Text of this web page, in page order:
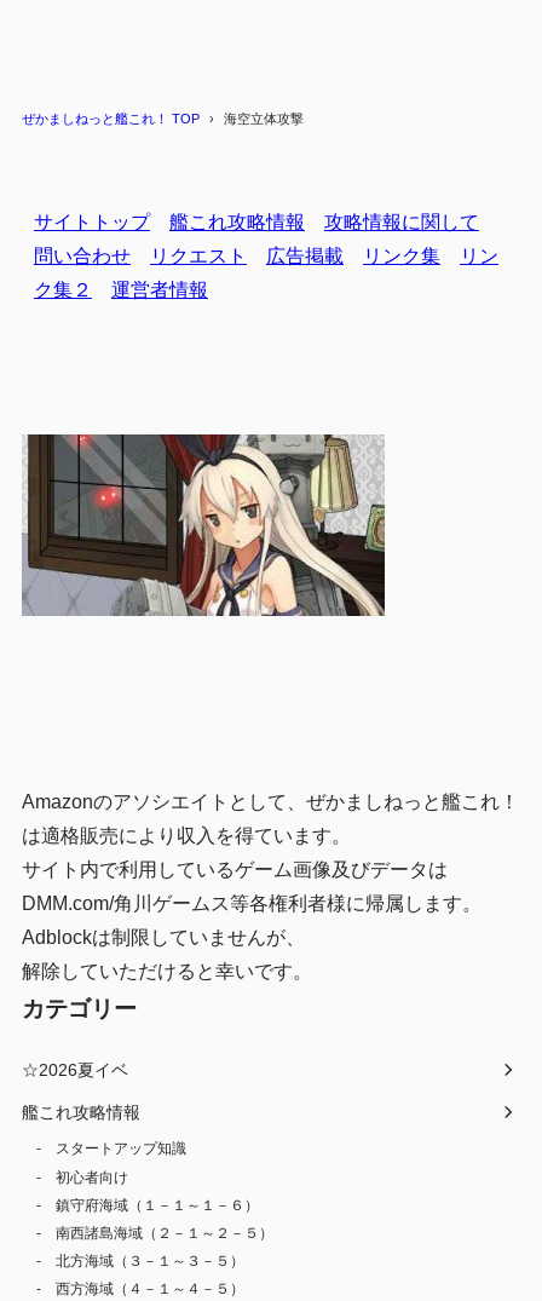
ぜかましねっと艦これ！ TOP 海空立体攻撃
サイトトップ 艦これ攻略情報
攻略情報に関して
問い合わせ
リクエスト 広告掲載 リンク集
リン
ク集２
運営者情報
Amazonのアソシエイトとして、ぜかましねっと艦これ！
は適格販売により収入を得ています。
サイト内で利用しているゲーム画像及びデータは
DMM.com/角川ゲームス等各権利者様に帰属します。
Adblockは制限していませんが、
解除していただけると幸いです。
カテゴリー
☆2026夏イベ
艦これ攻略情報
スタートアップ知識
初心者向け
鎮守府海域（１－１～１－６）
南西諸島海域（２－１～２－５）
北方海域（３－１～３－５）
西方海域（４－１～４－５）